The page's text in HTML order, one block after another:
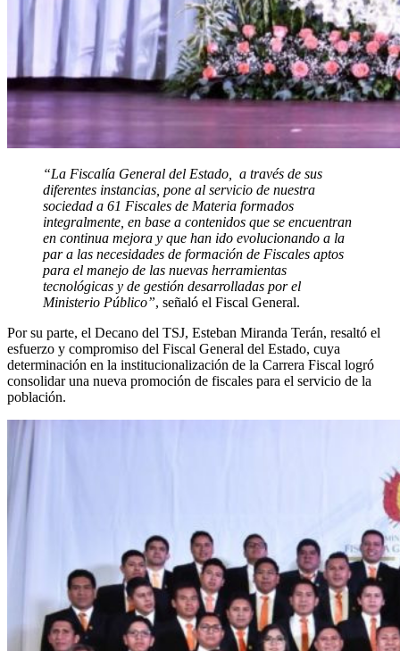
“La Fiscalía General del Estado, a través de sus
diferentes instancias, pone al servicio de nuestra
sociedad a 61 Fiscales de Materia formados
integralmente, en base a contenidos que se encuentran
en continua mejora y que han ido evolucionando a la
par a las necesidades de formación de Fiscales aptos
para el manejo de las nuevas herramientas
tecnológicas y de gestión desarrolladas por el
Ministerio Público”, señaló el Fiscal General.
Por su parte, el Decano del TSJ, Esteban Miranda Terán, resaltó el
esfuerzo y compromiso del Fiscal General del Estado, cuya
determinación en la institucionalización de la Carrera Fiscal logró
consolidar una nueva promoción de fiscales para el servicio de la
población.